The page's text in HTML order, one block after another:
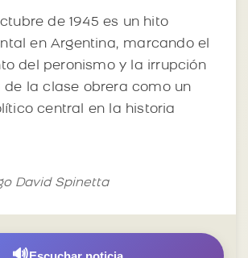
de 1945 es un hito
en Argentina, marcando el
del peronismo y la irrupción
de la clase obrera como un
central en la historia
David Spinetta
🔊